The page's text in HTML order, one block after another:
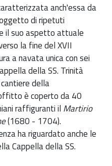
anch'essa da
di ripetuti
il suo aspetto attuale
la fine del XVII
a navata unica con sei
della SS. Trinità
della
è coperto da 40
raffiguranti il Martirio
(1680 - 1704).
ha riguardato anche le
Cappella della SS.